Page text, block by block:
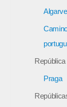
Praga